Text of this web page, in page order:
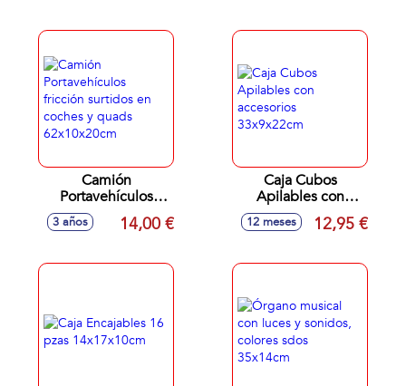
Try Me Incluidas
Camión
Portavehículos
fricción surtidos en
coches y quads
3 años 14,00 €
Caja Cubos
Apilables con
accesorios
33x9x22cm
12 meses 12,95 €